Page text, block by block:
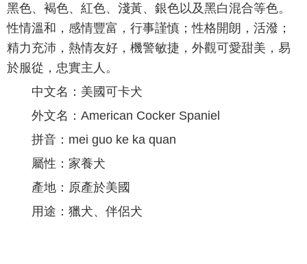
黑色、褐色、紅色、淺黃、銀色以及黑白混合等色。
性情溫和，感情豐富，行事謹慎；性格開朗，活潑；
精力充沛，熱情友好，機警敏捷，外觀可愛甜美，易
於服從，忠實主人。
中文名：美國可卡犬
外文名：American Cocker Spaniel
拼音：mei guo ke ka quan
屬性：家養犬
產地：原產於美國
用途：獵犬、伴侶犬